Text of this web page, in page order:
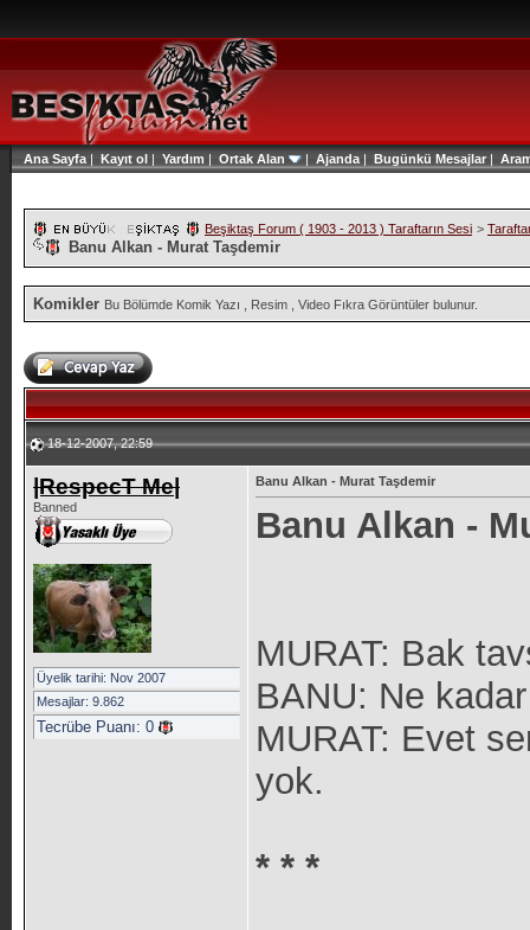
Ana Sayfa | Kayıt ol | Yardım | Ortak Alan | Ajanda | Bugünkü Mesajlar|
Beşiktaş Forum ( 1903 - 2013 ) Taraftarın Sesi >
Banu Alkan - Murat Taşdemir
Komikler Bu Bölümde Komik Yazı , Resim , Video Fıkra Görüntüler bulunur.
18-12-2007, 22:59
|RespecT Me|
Banned
Üyelik tarihi: Nov 2007
Mesajlar: 9.862
Tecrübe Puanı: 0
Banu Alkan - Murat Taşdemir
Banu Alkan -
MURAT: Bak
BANU: Ne
MURAT: Evet
yok.
* * *